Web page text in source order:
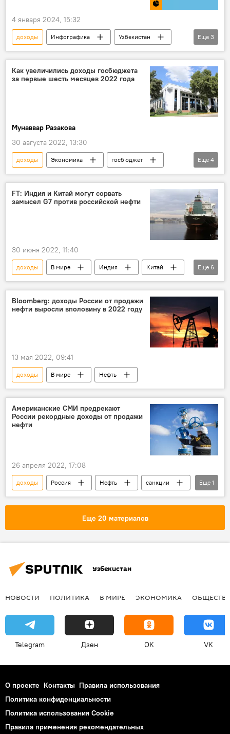
4 января 2024, 15:32
доходы Инфографика
Узбекистан
госбюджет
расходы ВВП
Еще 3
Как увеличились доходы госбюджета
за первые шесть месяцев 2022 года
Мунаввар Разакова
30 августа 2022, 13:30
доходы Экономика
госбюджет
доход
республика
Экономика
налоги
Еще 4
FT: Индия и Китай могут сорвать
замысел G7 против российской нефти
30 июня 2022, 11:40
доходы В мире Индия
Китай
G7
Нефть Запад
газ
Экспорт
Россия
Еще 6
Bloomberg: доходы России от продажи
нефти выросли вполовину в 2022 году
13 мая 2022, 09:41
доходы В мире Нефть
Американские СМИ предрекают
России рекордные доходы от продажи
нефти
26 апреля 2022, 17:08
доходы Россия Нефть
санкции
Экспорт
Еще 1
Еще 20 материалов
Узбекистан
НОВОСТИ ПОЛИТИКА В МИРЕ ЭКОНОМИКА
Telegram Дзен OK VK
О проекте Контакты Правила использования
Политика конфиденциальности
Политика использования Cookie
Правила применения рекомендательных